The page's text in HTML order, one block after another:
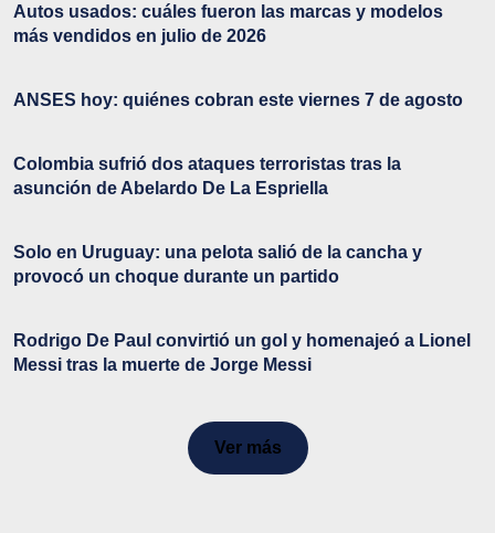
Autos usados: cuáles fueron las marcas y modelos
más vendidos en julio de 2026
ANSES hoy: quiénes cobran este viernes 7 de agosto
Colombia sufrió dos ataques terroristas tras la
asunción de Abelardo De La Espriella
Solo en Uruguay: una pelota salió de la cancha y
provocó un choque durante un partido
Rodrigo De Paul convirtió un gol y homenajeó a Lionel
Messi tras la muerte de Jorge Messi
Ver más